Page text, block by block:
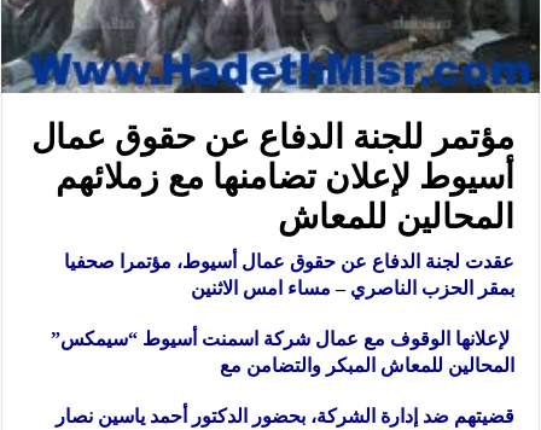
مؤتمر للجنة الدفاع عن حقوق عمال
أسيوط لإعلان تضامنها مع زملائهم
المحالين للمعاش
عقدت لجنة الدفاع عن حقوق عمال أسيوط، مؤتمرا صحفيا
بمقر الحزب الناصري – مساء امس الاثنين
لإعلانها الوقوف مع عمال شركة اسمنت أسيوط “سيمكس”
المحالين للمعاش المبكر والتضامن مع
قضيتهم ضد إدارة الشركة، بحضور الدكتور أحمد ياسين نصار